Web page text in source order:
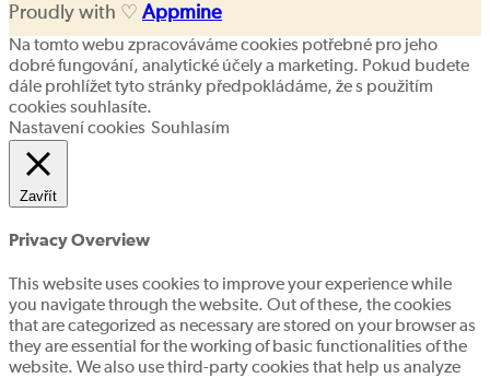
Proudly with ♡ Appmine
Na tomto webu zpracováváme cookies potřebné pro jeho
dobré fungování, analytické účely a marketing. Pokud budete
dále prohlížet tyto stránky předpokládáme, že s použitím
cookies souhlasíte.
Nastavení cookies Souhlasím
Zavřít
Privacy Overview
This website uses cookies to improve your experience while
you navigate through the website. Out of these, the cookies
that are categorized as necessary are stored on your browser as
they are essential for the working of basic functionalities of the
website. We also use third-party cookies that help us analyze